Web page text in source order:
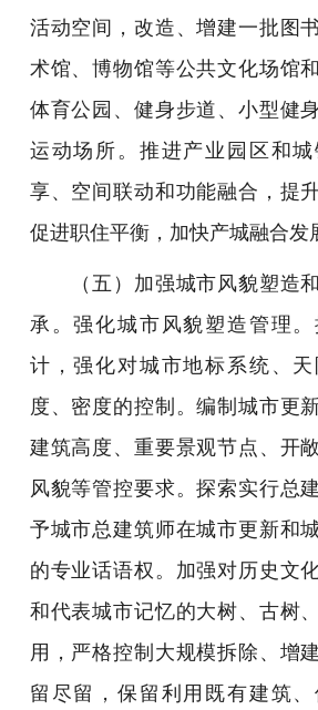
活动空间，改造、增建一批图
术馆、博物馆等公共文化场馆
体育公园、健身步道、小型健
运动场所。推进产业园区和
享、空间联动和功能融合，提
促进职住平衡，加快产城融合发
（五）加强城市风貌塑造和
承。强化城市风貌塑造管理
计，强化对城市地标系统、
度、密度的控制。编制城市更
建筑高度、重要景观节点、开
风貌等管控要求。探索实行总
予城市总建筑师在城市更新和
的专业话语权。加强对历史文
和代表城市记忆的大树、古树
用，严格控制大规模拆除、增
留尽留，保留利用既有建筑